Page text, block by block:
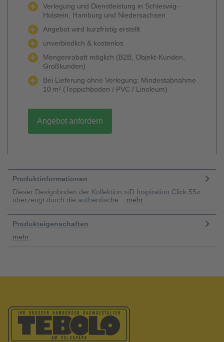
Verlegung und Dienstleistung in Schleswig-
Holstein, Hamburg und Niedersachsen
Angebot wird kurzfristig erstellt
unverbindlich & kostenlos
Mengenrabatt möglich (B2B, Objekt-Kunden,
Großkunden)
Bei Lieferung ohne Verlegung: Mindestabnahme
10 m² (Teppichboden / PVC / Linoleum)
Angebot anfordern
Produktinformationen
Dieser Designboden der Kollektion »iD Inspiration Click 55«
überzeugt durch die authentische...
mehr
Produkteigenschaften
mehr